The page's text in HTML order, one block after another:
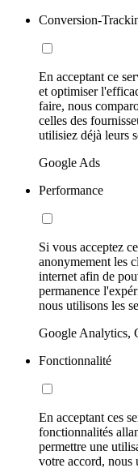
Conversion-
En acceptant ce
et optimiser
faire, nous
celles des
utilisiez déjà leurs
Google Ads
Performance
Si vous acceptez
anonymement les
internet afin de
permanence
nous utilisons les
Google Analytics,
Fonctionnalité
En acceptant ces
fonctionnalités
permettre une
votre accord, nous